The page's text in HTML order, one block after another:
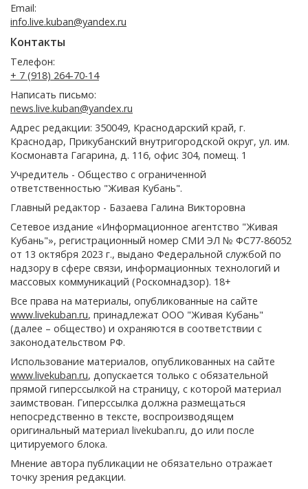
Email:
info.live.kuban@yandex.ru
Контакты
Телефон:
+ 7 (918) 264-70-14
Написать письмо:
news.live.kuban@yandex.ru
Адрес редакции: 350049, Краснодарский край, г.
Краснодар, Прикубанский внутригородской округ, ул. им.
Космонавта Гагарина, д. 116, офис 304, помещ. 1
Учредитель - Общество с ограниченной
ответственностью "Живая Кубань".
Главный редактор - Базаева Галина Викторовна
Сетевое издание «Информационное агентство "Живая
Кубань"», регистрационный номер СМИ ЭЛ № ФС77-86052
от 13 октября 2023 г., выдано Федеральной службой по
надзору в сфере связи, информационных технологий и
массовых коммуникаций (Роскомнадзор). 18+
Все права на материалы, опубликованные на сайте
www.livekuban.ru, принадлежат ООО "Живая Кубань"
(далее – общество) и охраняются в соответствии с
законодательством РФ.
Использование материалов, опубликованных на сайте
www.livekuban.ru, допускается только с обязательной
прямой гиперссылкой на страницу, с которой материал
заимствован. Гиперссылка должна размещаться
непосредственно в тексте, воспроизводящем
оригинальный материал livekuban.ru, до или после
цитируемого блока.
Мнение автора публикации не обязательно отражает
точку зрения редакции.